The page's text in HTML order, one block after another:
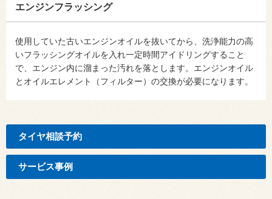
エンジンフラッシング
使用していた古いエンジンオイルを抜いてから、洗浄能力の高
いフラッシングオイルを入れ一定時間アイドリングすること
で、エンジン内に溜まった汚れを落とします。エンジンオイル
とオイルエレメント（フィルター）の交換が必要になります。
タイヤ相談予約
サービス事例